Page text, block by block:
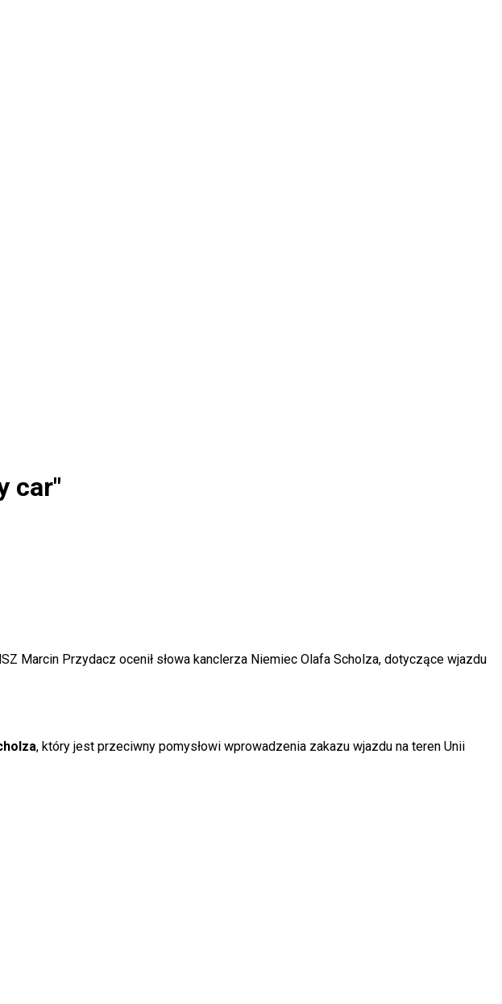
car"
Marcin Przydacz ocenił słowa kanclerza Niemiec Olafa Scholza, dotyczące wjazdu
, który jest przeciwny pomysłowi wprowadzenia zakazu wjazdu na teren Unii